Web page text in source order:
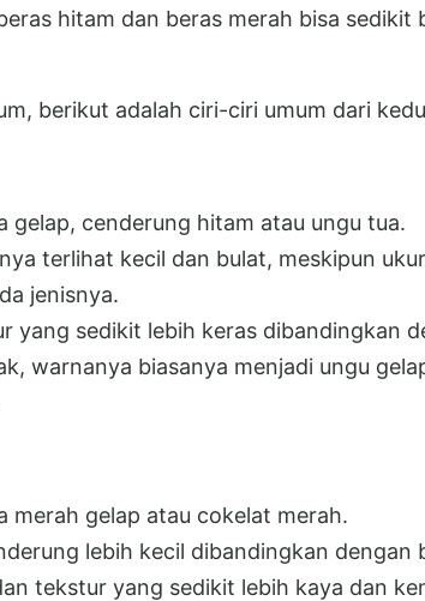
hitam dan beras merah bisa sedikit
berikut adalah ciri-ciri umum dari
gelap, cenderung hitam atau ungu tua.
terlihat kecil dan bulat, meskipun
jenisnya.
yang sedikit lebih keras dibandingkan
warnanya biasanya menjadi ungu
merah gelap atau cokelat merah.
lebih kecil dibandingkan dengan
tekstur yang sedikit lebih kaya dan